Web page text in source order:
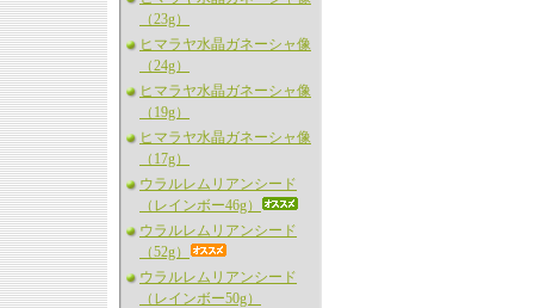
（23g）
ヒマラヤ水晶ガネーシャ像
（24g）
ヒマラヤ水晶ガネーシャ像
（19g）
ヒマラヤ水晶ガネーシャ像
（17g）
ウラルレムリアンシード
（レインボー46g）
ウラルレムリアンシード
（52g）
ウラルレムリアンシード
（レインボー50g）